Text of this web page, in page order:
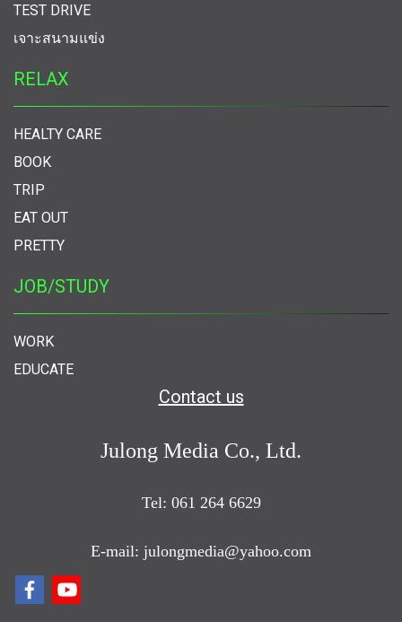
TEST DRIVE
เจาะสนามแข่ง
RELAX
HEALTY CARE
BOOK
TRIP
EAT OUT
PRETTY
JOB/STUDY
WORK
EDUCATE
Contact us
Julong Media Co., Ltd.
Tel: 061 264 6629
E-mail: julongmedia@yahoo.com